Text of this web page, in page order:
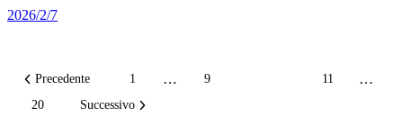
2026/2/7
Precedente 1 … 9 11 …
20 Successivo